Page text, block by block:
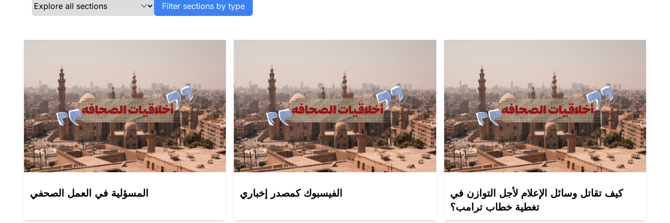
Filter sections by type
المسؤلية في العمل الصحفي الفيسبوك كمصدر إخباري
كيف تقاتل وسائل الإعلام لأجل التوازن في
تغطية خطاب ترامب؟